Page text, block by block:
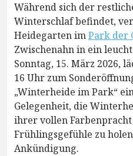
Während sich der
Winterschlaf befindet,
Heidegarten imPark der
Zwischenahn in ein
Sonntag, 15. März 2026,
16 Uhr zum
„Winterheide im Park“
Gelegenheit, die
ihrer vollen
Frühlingsgefühle zu
Ankündigung.